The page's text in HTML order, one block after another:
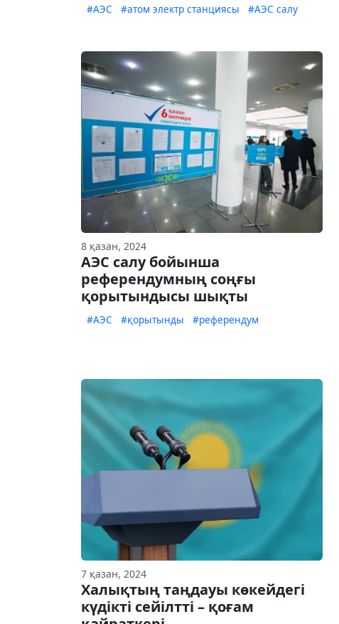
#АЭС #атом электр станциясы #АЭС салу
8 қазан, 2024
АЭС салу бойынша
референдумның соңғы
қорытындысы шықты
#АЭС #қорытынды #референдум
7 қазан, 2024
Халықтың таңдауы көкейдегі
күдікті сейілтті – қоғам